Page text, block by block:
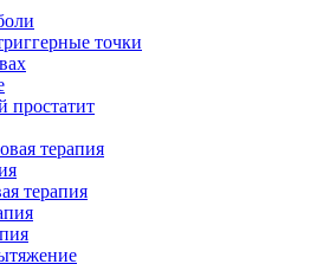
точки
простатит
терапия
терапия